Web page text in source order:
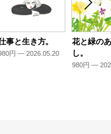
事と生き方。
円 — 2026.05.20
花と緑の
し。
980円 —